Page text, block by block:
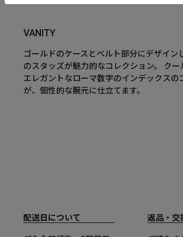
VANITY
ゴールドのケースとベルト部分にデザイン
のスタッズが魅力的なコレクション。 クー
エレガントなローマ数字のインデックスの
が、個性的な腕元に仕立てます。
配送日について 返品・交